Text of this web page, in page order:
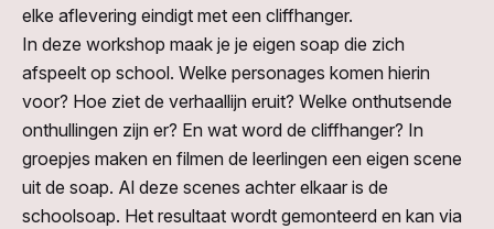
Contact
elke aflevering eindigt met een cliffhanger.
In deze workshop maak je je eigen soap die zich
afspeelt op school. Welke personages komen hierin
voor? Hoe ziet de verhaallijn eruit? Welke onthutsende
onthullingen zijn er? En wat word de cliffhanger? In
groepjes maken en filmen de leerlingen een eigen scene
uit de soap. Al deze scenes achter elkaar is de
schoolsoap. Het resultaat wordt gemonteerd en kan via